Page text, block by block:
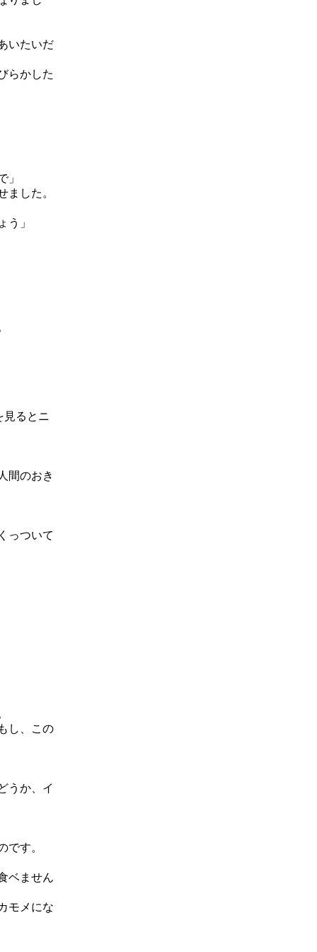
いたいだ
らかした
」
した。
う」
見るとニ
間のおき
っついて
し、この
うか、イ
す。
ベません
モメにな